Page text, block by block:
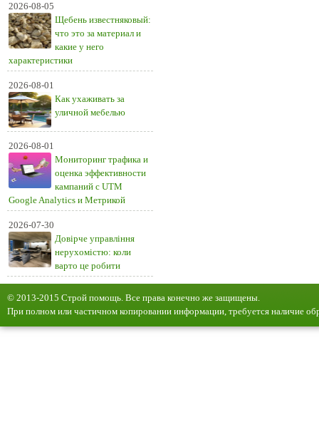
2026-08-05
Щебень известняковый:
что это за материал и
какие у него
характеристики
2026-08-01
Как ухаживать за
уличной мебелью
2026-08-01
Мониторинг трафика и
оценка эффективности
кампаний с UTM
Google Analytics и Метрикой
2026-07-30
Довірче управління
нерухомістю: коли
варто це робити
© 2013-2015 Строй помощь. Все права конечно же защищены.
При полном или частичном копировании информации, требуется наличие